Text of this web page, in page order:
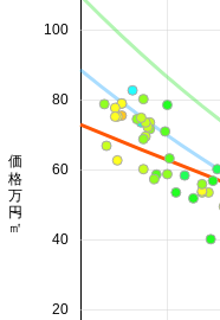
20
40
60
80
100
価格 万円/㎡